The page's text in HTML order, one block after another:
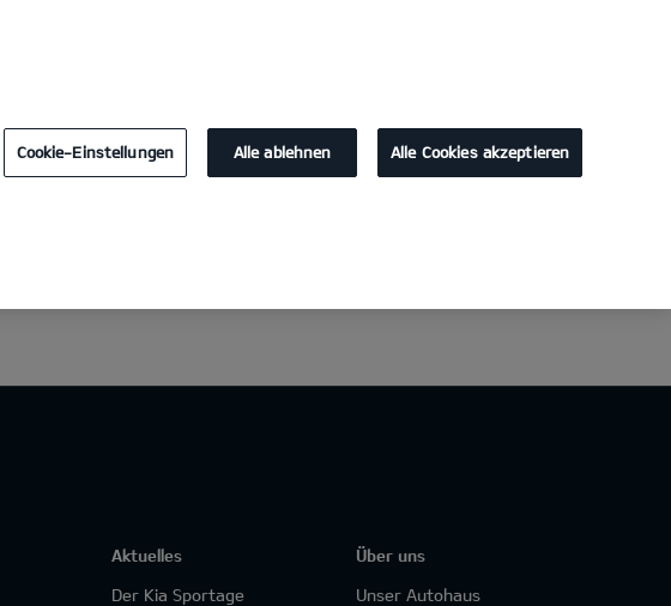
Aktuelles
Der Kia Sportage
Über uns
Unser Autohaus
Cookie-Einstellungen Alle ablehnen Alle Cookies akzeptieren